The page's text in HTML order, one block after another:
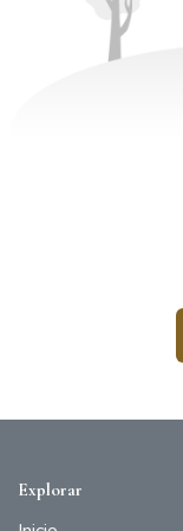
Explorar